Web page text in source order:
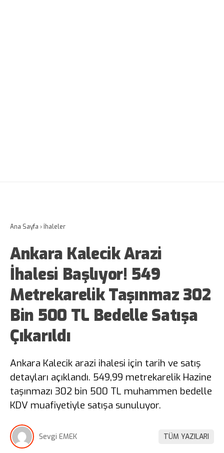
Ana Sayfa › İhaleler
Ankara Kalecik Arazi
İhalesi Başlıyor! 549
Metrekarelik Taşınmaz 302
Bin 500 TL Bedelle Satışa
Çıkarıldı
Ankara Kalecik arazi ihalesi için tarih ve satış
detayları açıklandı. 549,99 metrekarelik Hazine
taşınmazı 302 bin 500 TL muhammen bedelle
KDV muafiyetiyle satışa sunuluyor.
Sevgi EMEK TÜM YAZILARI